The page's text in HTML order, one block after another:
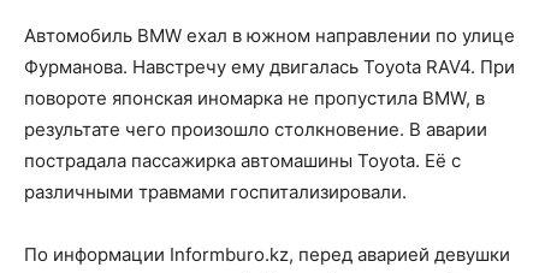
Автомобиль BMW ехал в южном направлении по улице
Фурманова. Навстречу ему двигалась Toyota RAV4. При
повороте японская иномарка не пропустила BMW, в
результате чего произошло столкновение. В аварии
пострадала пассажирка автомашины Toyota. Её с
различными травмами госпитализировали.
По информации Informburo.kz, перед аварией девушки